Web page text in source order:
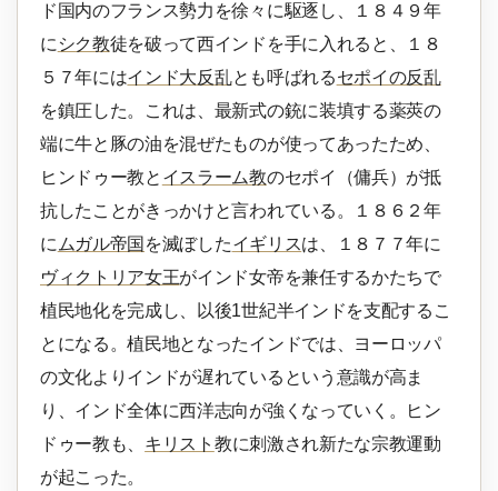
ド国内のフランス勢力を徐々に駆逐し、１８４９年
に シク教徒を破って西インドを手に入れると、１８
５７年にはインド大反乱とも呼ばれるセポイの反乱
を鎮圧した。これは、最新式の銃に装填する薬莢の
端に牛と豚の油を混ぜたものが使ってあったため、
ヒンドゥー教と イスラーム教のセポイ（傭兵）が抵
抗したことがきっかけと言われている。１８６２年
に ムガル帝国 を滅ぼしたイギリスは、１８７７年に
ヴィクトリア女王がインド女帝を兼任するかたちで
植民地化を完成し、以後1世紀半インドを支配するこ
とになる。植民地となったインドでは、ヨーロッパ
の文化よりインドが遅れているという意識が高ま
り、インド全体に西洋志向が強くなっていく。ヒン
ドゥー教も、 キリスト 教に刺激され新たな宗教運動
が起こった。